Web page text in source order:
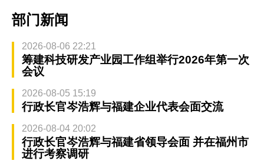
部门新闻
2026-08-06 22:21
筹建科技研发产业园工作组举行2026年第一次
会议
2026-08-05 15:19
行政长官岑浩辉与福建企业代表会面交流
2026-08-04 20:02
行政长官岑浩辉与福建省领导会面 并在福州市
进行考察调研